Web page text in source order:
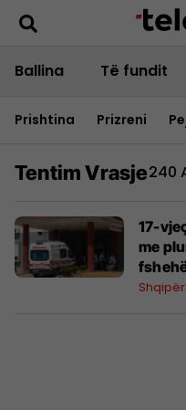
Ballina Të fundit
Prishtina Prizreni
Tentim Vrasje240
17-
me
Shqipëri